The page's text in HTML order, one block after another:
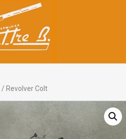
/ Revolver Colt